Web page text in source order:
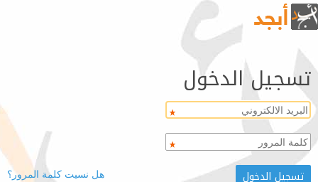
تسجيل الدخول
هل نسيت كلمة المرور؟